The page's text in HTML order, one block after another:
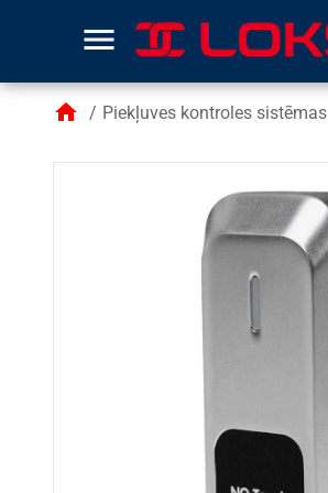
menu
home / Piekļuves kontroles sistēmas